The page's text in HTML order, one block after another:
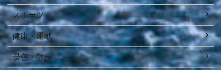
スポーツ
健康・運動
景色・散歩